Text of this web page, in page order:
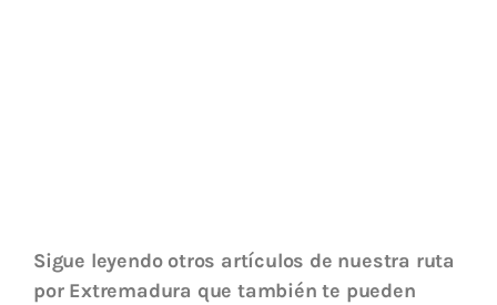
Sigue leyendo otros artículos de nuestra ruta
por Extremadura que también te pueden